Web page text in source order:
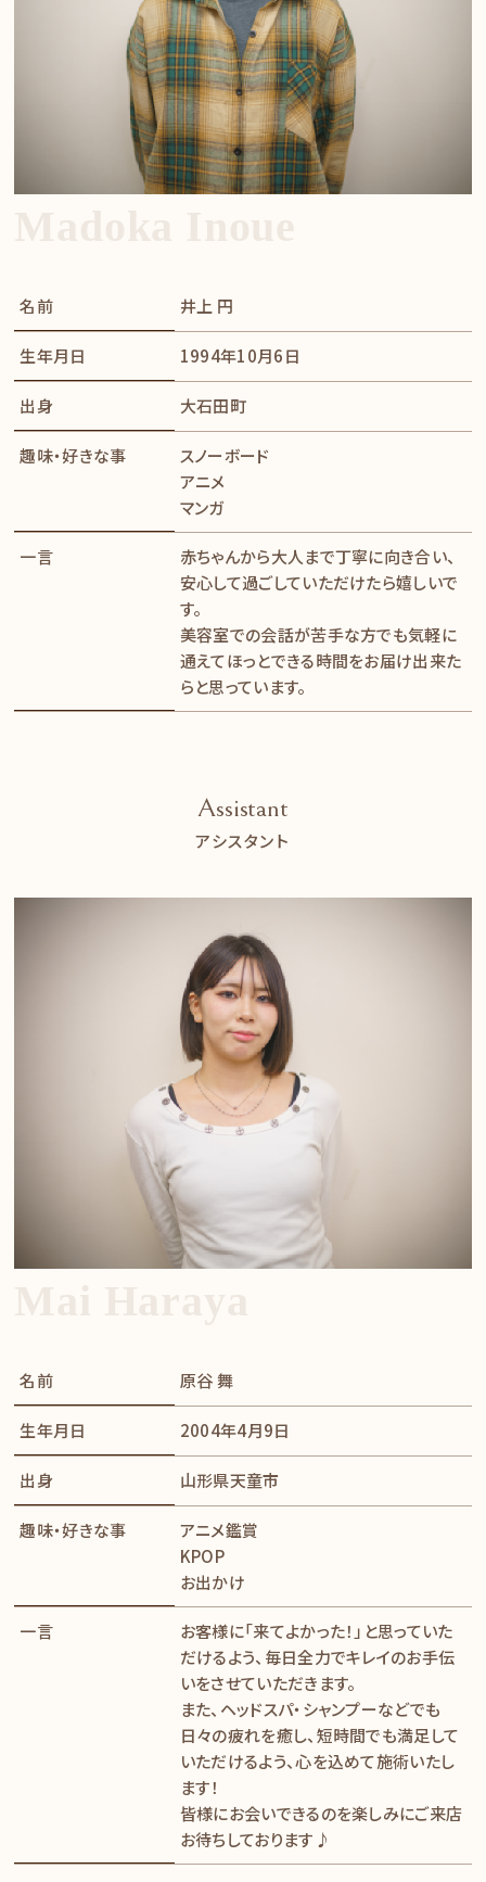
名前 井上 円
生年月日 1994年10月6日
出身 大石田町
趣味・好きな事
スノーボード
アニメ
マンガ
一言
赤ちゃんから大人まで丁寧に向き合い、
安心して過ごしていただけたら嬉しいで
す。
美容室での会話が苦手な方でも気軽に
通えてほっとできる時間をお届け出来た
らと思っています。
Assistant
アシスタント
名前 原谷 舞
生年月日 2004年4月9日
出身 山形県天童市
趣味・好きな事
アニメ鑑賞
KPOP
お出かけ
一言
お客様に「来てよかった！」と思っていた
だけるよう、毎日全力でキレイのお手伝
いをさせていただきます。
また、ヘッドスパ・シャンプーなどでも
日々の疲れを癒し、短時間でも満足して
いただけるよう、心を込めて施術いたし
ます！
​​​​​​​皆様にお会いできるのを楽しみにご来店
お待ちしております♪